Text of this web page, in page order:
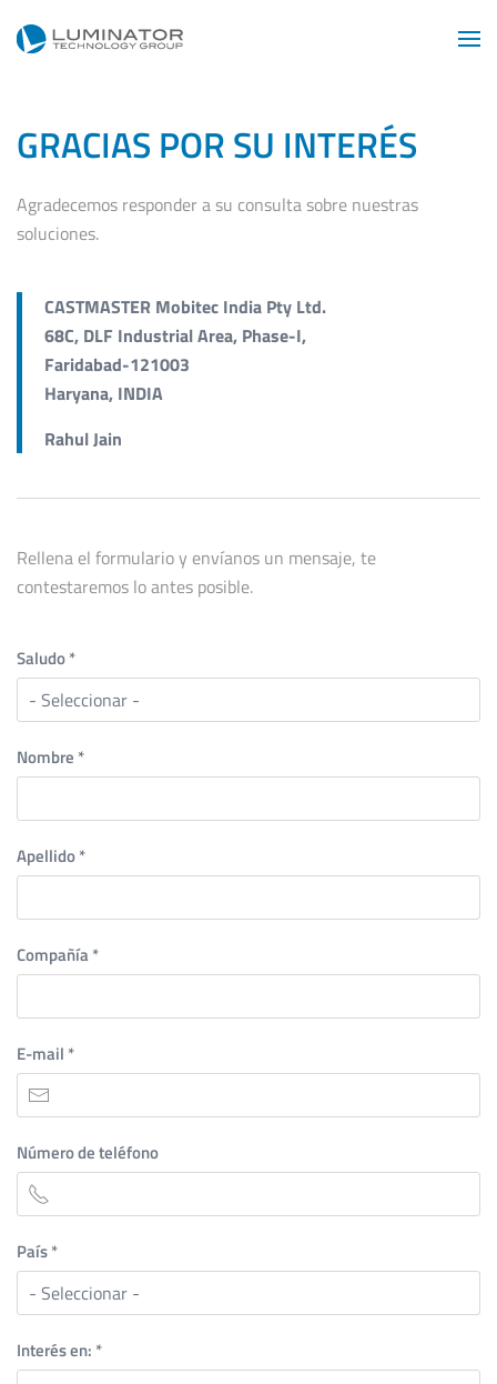
Skip to main content
GRACIAS POR SU INTERÉS
Agradecemos responder a su consulta sobre nuestras
soluciones.
CASTMASTER Mobitec India Pty Ltd.
68C, DLF Industrial Area, Phase-I,
Faridabad-121003
Haryana, INDIA
Rahul Jain
Rellena el formulario y envíanos un mensaje, te
contestaremos lo antes posible.
Saludo*
Nombre *
Apellido*
Compañía*
E-mail *
Número de teléfono
País*
Interés en: *